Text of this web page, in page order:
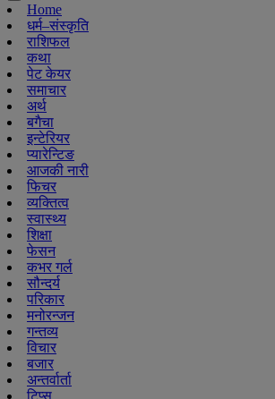
Home
धर्म–संस्कृति
राशिफल
कथा
पेट केयर
समाचार
अर्थ
बगैचा
इन्टेरियर
प्यारेन्टिङ
आजकी नारी
फिचर
व्यक्तित्व
स्वास्थ्य
शिक्षा
फेसन
कभर गर्ल
सौन्दर्य
परिकार
मनोरन्जन
गन्तव्य
विचार
बजार
अन्तर्वार्ता
टिप्स